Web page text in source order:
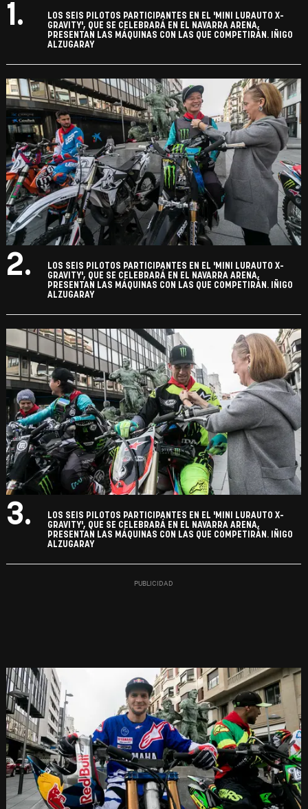
1.
LOS SEIS PILOTOS PARTICIPANTES EN EL 'MINI LURAUTO X-
GRAVITY', QUE SE CELEBRARÁ EN EL NAVARRA ARENA,
PRESENTAN LAS MÁQUINAS CON LAS QUE COMPETIRÁN. IÑIGO
ALZUGARAY
2.
LOS SEIS PILOTOS PARTICIPANTES EN EL 'MINI LURAUTO X-
GRAVITY', QUE SE CELEBRARÁ EN EL NAVARRA ARENA,
PRESENTAN LAS MÁQUINAS CON LAS QUE COMPETIRÁN. IÑIGO
ALZUGARAY
3.
LOS SEIS PILOTOS PARTICIPANTES EN EL 'MINI LURAUTO X-
GRAVITY', QUE SE CELEBRARÁ EN EL NAVARRA ARENA,
PRESENTAN LAS MÁQUINAS CON LAS QUE COMPETIRÁN. IÑIGO
ALZUGARAY